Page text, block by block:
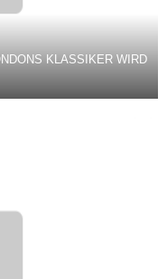
KLASSIKER WIRD